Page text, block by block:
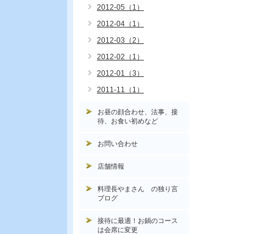
2012-05（1）
2012-04（1）
2012-03（2）
2012-02（1）
2012-01（3）
2011-11（1）
お昼の顔合わせ、法事、接
待、お食い初めなど
お問い合わせ
店舗情報
料理長やまさん の独り言
ブログ
接待に最適！お鍋のコース
は会席に変更